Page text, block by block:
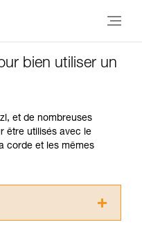
bien utiliser un
et de nombreuses
être utilisés avec le
corde et les mêmes